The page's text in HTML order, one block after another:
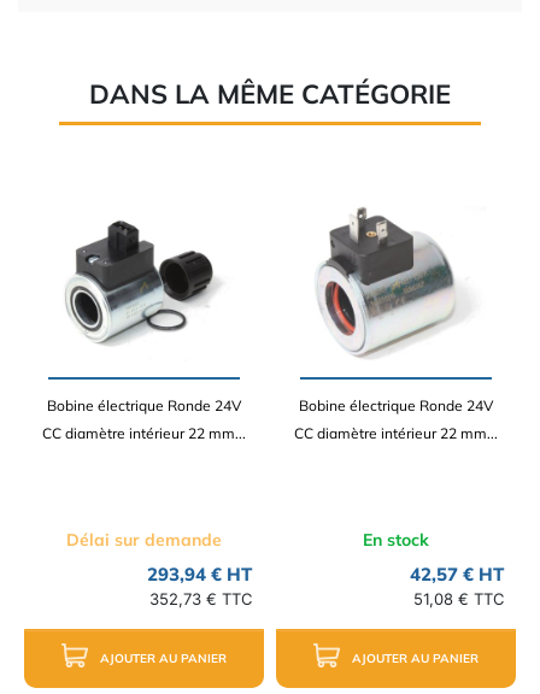
DANS LA MÊME CATÉGORIE
Bobine électrique Ronde 24V
CC diamètre intérieur 22 mm...
Délai sur demande
293,94 € HT
352,73 € TTC
AJOUTER AU PANIER
Bobine électrique Ronde 24V
CC diamètre intérieur 22 mm...
En stock
42,57 € HT
51,08 € TTC
AJOUTER AU PANIER